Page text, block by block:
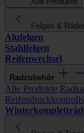
Felgen & Räder
Alufelgen
Stahlfelgen
Reifenwechsel
Radzubehör
Alle Produkte